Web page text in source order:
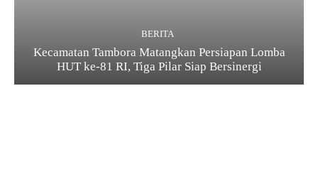
BERITA
Kecamatan Tambora Matangkan Persiapan Lomba
HUT ke-81 RI, Tiga Pilar Siap Bersinergi